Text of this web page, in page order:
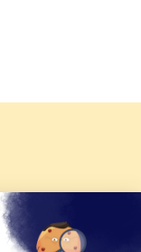
2026 de KTO